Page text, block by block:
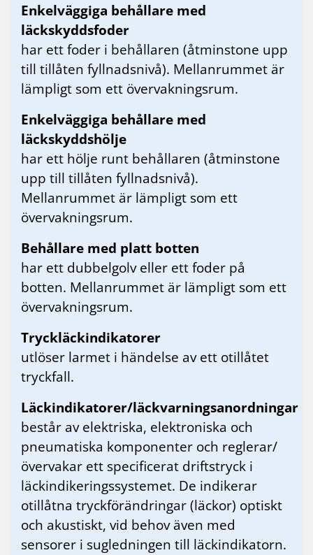
Enkelväggiga behållare med
läckskyddsfoder
har ett foder i behållaren (åtminstone upp
till tillåten fyllnadsnivå). Mellanrummet är
lämpligt som ett övervakningsrum.
Enkelväggiga behållare med
läckskyddshölje
har ett hölje runt behållaren (åtminstone
upp till tillåten fyllnadsnivå).
Mellanrummet är lämpligt som ett
övervakningsrum.
Behållare med platt botten
har ett dubbelgolv eller ett foder på
botten. Mellanrummet är lämpligt som ett
övervakningsrum.
Tryckläckindikatorer
utlöser larmet i händelse av ett otillåtet
tryckfall.
Läckindikatorer/läckvarningsanordningar
består av elektriska, elektroniska och
pneumatiska komponenter och reglerar/
övervakar ett specificerat driftstryck i
läckindikeringssystemet. De indikerar
otillåtna tryckförändringar (läckor) optiskt
och akustiskt, vid behov även med
sensorer i sugledningen till läckindikatorn.